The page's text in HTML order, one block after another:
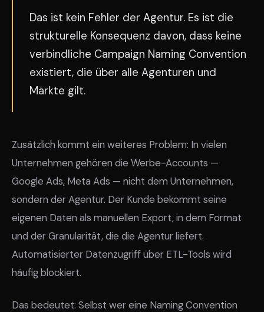
Das ist kein Fehler der Agentur. Es ist die
strukturelle Konsequenz davon, dass keine
verbindliche Campaign Naming Convention
existiert, die über alle Agenturen und
Märkte gilt.
Zusätzlich kommt ein weiteres Problem: In vielen
Unternehmen gehören die Werbe-Accounts —
Google Ads, Meta Ads — nicht dem Unternehmen,
sondern der Agentur. Der Kunde bekommt seine
eigenen Daten als manuellen Export, in dem Format
und der Granularität, die die Agentur liefert.
Automatisierter Datenzugriff über ETL-Tools wird
häufig blockiert.
Das bedeutet: Selbst wer eine Naming Convention